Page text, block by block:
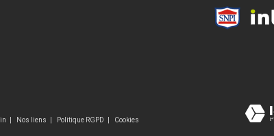
Nos liens Politique RGPD Cookies